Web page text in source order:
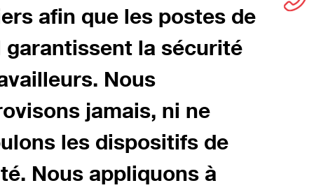
afin que les postes de
garantissent la sécurité
Nous
jamais, ni ne
les dispositifs de
Nous appliquons à
la